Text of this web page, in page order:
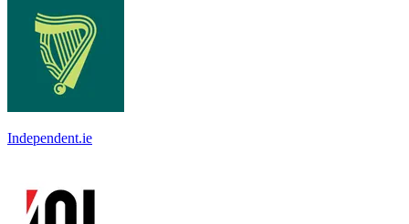
Independent.ie